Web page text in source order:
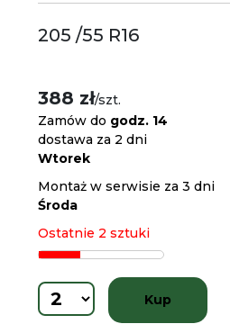
205 /55 R16
388 zł/szt.
Zamów do godz. 14
dostawa za 2 dni
Wtorek
Montaż w serwisie za 3 dni
Środa
Ostatnie 2 sztuki
Kup